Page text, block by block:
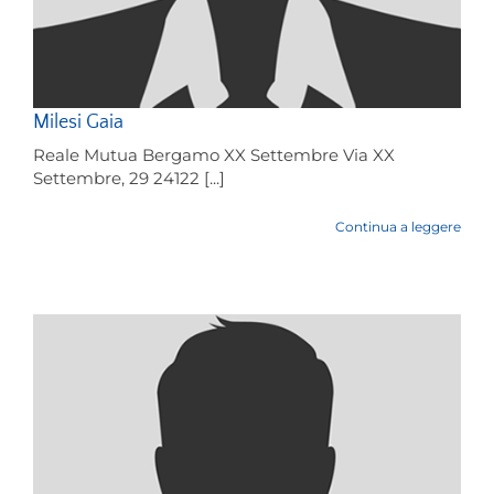
Milesi Gaia
Reale Mutua Bergamo XX Settembre Via XX
Settembre, 29 24122 [...]
Continua a leggere